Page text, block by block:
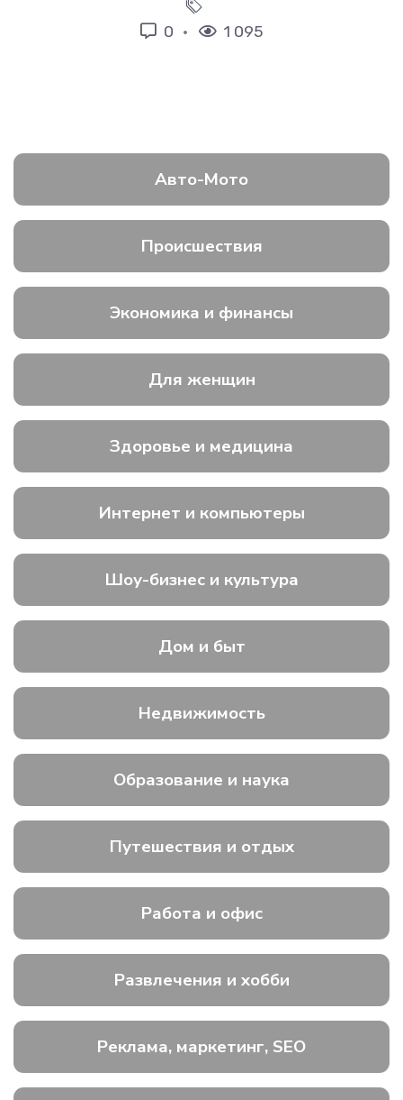
0 1 095
Авто-Мото
Происшествия
Экономика и финансы
Для женщин
Здоровье и медицина
Интернет и компьютеры
Шоу-бизнес и культура
Дом и быт
Недвижимость
Образование и наука
Путешествия и отдых
Работа и офис
Развлечения и хобби
Реклама, маркетинг, SEO